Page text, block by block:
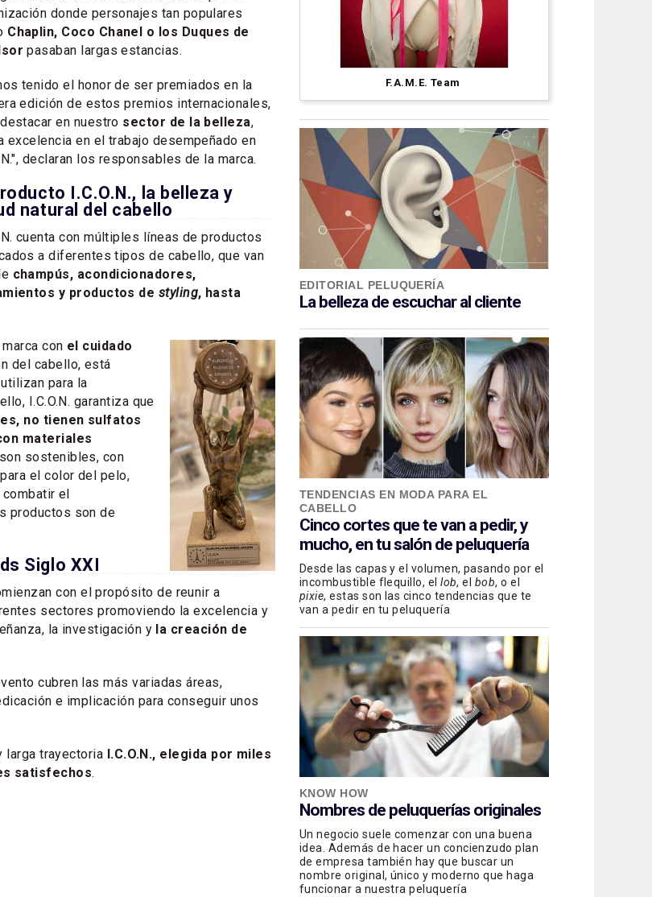
Pacitto
EDITORIAL PELUQUERÍA
La belleza de escuchar al cliente
TENDENCIAS EN MODA PARA EL
CABELLO
Cinco cortes que te van a pedir, y
mucho, en tu salón de peluquería
Desde las capas y el volumen, pasando por el
incombustible flequillo, ellob, el bob, o el
pixie, estas son las cinco tendencias que te
van a pedir en tu peluquería
KNOW HOW
Nombres de peluquerías originales
Un negocio suele comenzar con una buena
idea. Además de hacer un concienzudo plan
de empresa también hay que buscar un
nombre original, único y moderno que haga
funcionar a nuestra peluquería
donde personajes tan populares
Chaplin, Coco Chanel o los Duques de
pasaban largas estancias.
tenido el honor de ser premiados en la
edición de estos premios internacionales,
en nuestro sector de la belleza,
excelencia en el trabajo desempeñado en
declaran los responsables de la marca.
I.C.O.N., la belleza y
natural del cabello
cuenta con múltiples líneas de productos
a diferentes tipos de cabello, que van
champús, acondicionadores,
y productos de styling, hasta
con el cuidado
del cabello, está
para la
I.C.O.N. garantiza que
no tienen sulfatos
materiales
sostenibles, con
el color del pelo,
el
productos son de
Siglo XXI
con el propósito de reunir a
sectores promoviendo la excelencia y
la investigación y la creación de
cubren las más variadas áreas,
e implicación para conseguir unos
larga trayectoria I.C.O.N., elegida por miles
satisfechos.